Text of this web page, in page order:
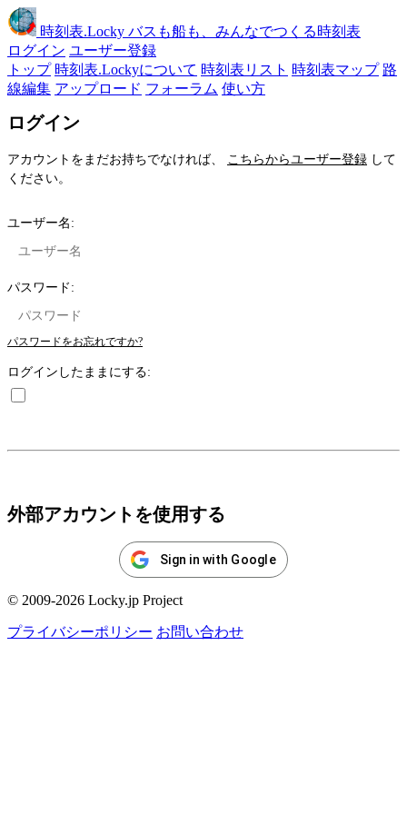
時刻表.Locky バスも船も、みんなでつくる時刻表
ログイン ユーザー登録
トップ 時刻表.Lockyについて 時刻表リスト 時刻表マップ 路
線編集 アップロード フォーラム 使い方
ログイン
アカウントをまだお持ちでなければ、 こちらからユーザー登録 して
ください。
ユーザー名:
パスワード:
パスワードをお忘れですか?
ログインしたままにする:
外部アカウントを使用する
Sign in with Google
© 2009-2026 Locky.jp Project
プライバシーポリシー お問い合わせ